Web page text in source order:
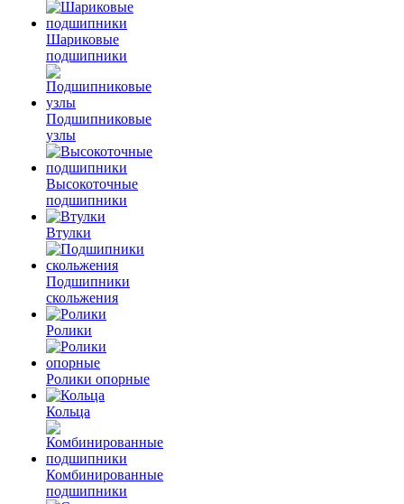
Шариковые
подшипники
Подшипниковые
узлы
Высокоточные
подшипники
Втулки
Подшипники
скольжения
Ролики
Ролики опорные
Кольца
Комбинированные
подшипники